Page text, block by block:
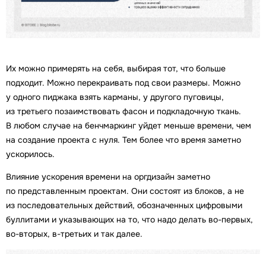
Их можно примерять на себя, выбирая тот, что больше
подходит. Можно перекраивать под свои размеры. Можно
у одного пиджака взять карманы, у другого пуговицы,
из третьего позаимствовать фасон и подкладочную ткань.
В любом случае на бенчмаркинг уйдет меньше времени, чем
на создание проекта с нуля. Тем более что время заметно
ускорилось.
Влияние ускорения времени на оргдизайн заметно
по представленным проектам. Они состоят из блоков, а не
из последовательных действий, обозначенных цифровыми
буллитами и указывающих на то, что надо делать во-первых,
во-вторых, в-третьих и так далее.